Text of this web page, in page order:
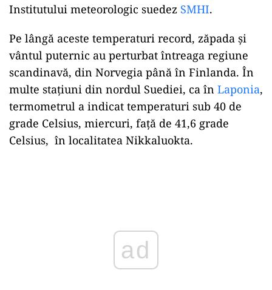
Institutului meteorologic suedez SMHI.
Pe lângă aceste temperaturi record, zăpada și
vântul puternic au perturbat întreaga regiune
scandinavă, din Norvegia până în Finlanda. În
multe stațiuni din nordul Suediei, ca în Laponia,
termometrul a indicat temperaturi sub 40 de
grade Celsius, miercuri, față de 41,6 grade
Celsius, în localitatea Nikkaluokta.